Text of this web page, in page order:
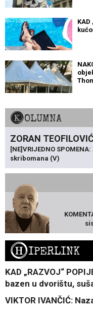
KAD
KOLUMNA
ZORAN TEOFILOVIĆ
[NE]VRIJEDNO
skribomana (V)
HIPERLINK
KAD „RAZVOJ“
bazen u dvorištu,
VIKTOR IVANČIĆ: